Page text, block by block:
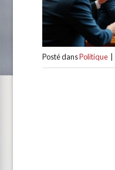
Posté dansPolitique